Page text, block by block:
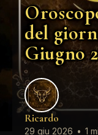
del
Giugno
Ricardo
29 giu 2026 • 1